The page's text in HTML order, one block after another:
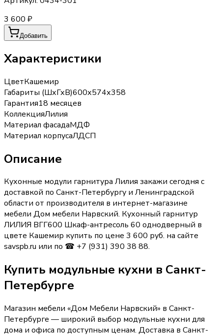
3 600 ₽
Добавить
Характеристики
ЦветКашемир
Габариты (ШхГхВ)600х574х358
Гарантия18 месяцев
КоллекцияЛилия
Материал фасадаМДФ
Материал корпусаЛДСП
Описание
Кухонные модули гарнитура Лилия закажи сегодня с
доставкой по Санкт-Петербургу и Ленинградской
области от производителя в интернет-магазине
мебели Дом мебели Нарвский. Кухонный гарнитур
ЛИЛИЯ ВГГ600 Шкаф-антресоль 60 однодверный в
цвете Кашемир купить по цене 3 600 руб. на сайте
savspb.ru или по ☎ +7 (931) 390 38 88.
Купить модульные кухни в Санкт-
Петербурге
Магазин мебели «Дом Мебели Нарвский» в Санкт-
Петербурге — широкий выбор модульные кухни для
дома и офиса по доступным ценам. Доставка в Санкт-